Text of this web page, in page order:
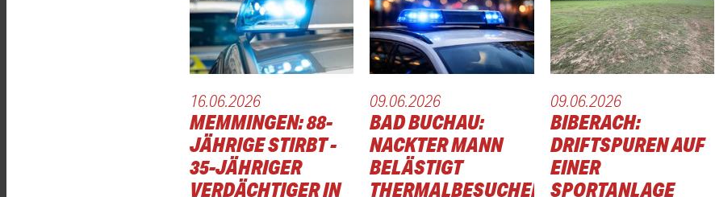
16.06.2026
MEMMINGEN: 88-
JÄHRIGE STIRBT -
35-JÄHRIGER
VERDÄCHTIGER IN
09.06.2026
BAD BUCHAU:
NACKTER MANN
BELÄSTIGT
THERMALBESUCHER
09.06.2026
BIBERACH:
DRIFTSPUREN AUF
EINER
SPORTANLAGE